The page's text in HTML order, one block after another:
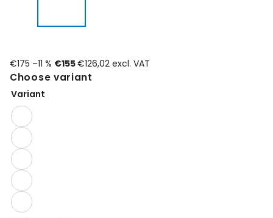
€175 –11 % €155€126,02 excl. VAT
Choose variant
Variant